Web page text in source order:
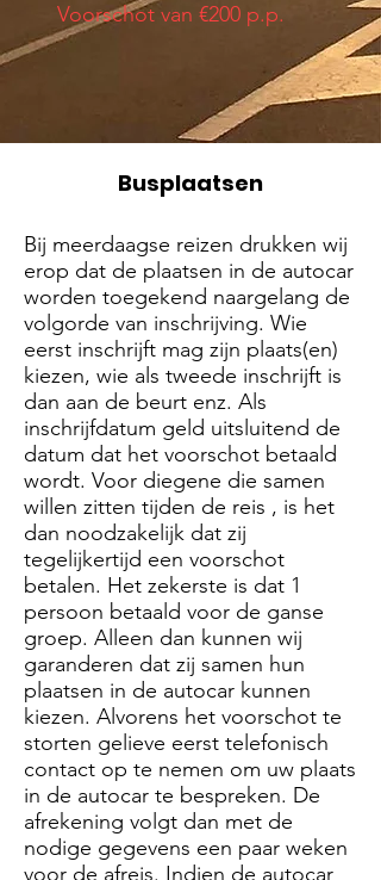
Voorschot van €200 p.p.
Busplaatsen
Bij meerdaagse reizen drukken wij
erop dat de plaatsen in de autocar
worden toegekend naargelang de
volgorde van inschrijving. Wie
eerst inschrijft mag zijn plaats(en)
kiezen, wie als tweede inschrijft is
dan aan de beurt enz. Als
inschrijfdatum geld uitsluitend de
datum dat het voorschot betaald
wordt. Voor diegene die samen
willen zitten tijden de reis , is het
dan noodzakelijk dat zij
tegelijkertijd een voorschot
betalen. Het zekerste is dat 1
persoon betaald voor de ganse
groep. Alleen dan kunnen wij
garanderen dat zij samen hun
plaatsen in de autocar kunnen
kiezen. Alvorens het voorschot te
storten gelieve eerst telefonisch
contact op te nemen om uw plaats
in de autocar te bespreken. De
afrekening volgt dan met de
nodige gegevens een paar weken
voor de afreis. Indien de autocar